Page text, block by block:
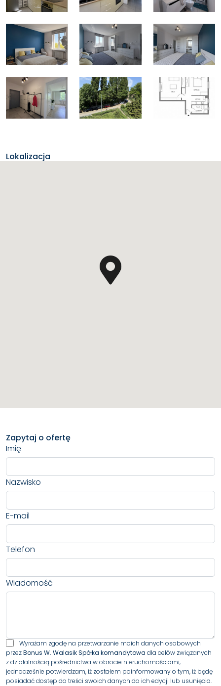
Lokalizacja
Zapytaj o ofertę
Imię
Nazwisko
E-mail
Telefon
Wiadomość
Wyrażam zgodę na przetwarzanie moich danych osobowych
przezBonus W. Walasik Spółka komandytowa dla celów związanych
z działalnością pośrednictwa w obrocie nieruchomościami,
jednocześnie potwierdzam, iż zostałem poinformowany o tym, iż będę
posiadać dostęp do treści swoich danych do ich edycji lub usunięcia.